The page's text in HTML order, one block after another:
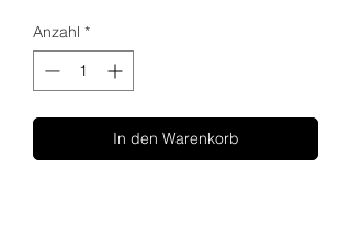
Anzahl *
In den Warenkorb